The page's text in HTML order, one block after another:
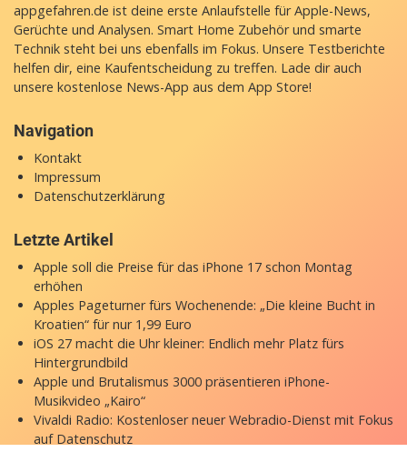
appgefahren.de ist deine erste Anlaufstelle für Apple-News,
Gerüchte und Analysen. Smart Home Zubehör und smarte
Technik steht bei uns ebenfalls im Fokus. Unsere Testberichte
helfen dir, eine Kaufentscheidung zu treffen. Lade dir auch
unsere kostenlose News-App aus dem App Store!
Navigation
Kontakt
Impressum
Datenschutzerklärung
Letzte Artikel
Apple soll die Preise für das iPhone 17 schon Montag
erhöhen
Apples Pageturner fürs Wochenende: „Die kleine Bucht in
Kroatien“ für nur 1,99 Euro
iOS 27 macht die Uhr kleiner: Endlich mehr Platz fürs
Hintergrundbild
Apple und Brutalismus 3000 präsentieren iPhone-
Musikvideo „Kairo“
Vivaldi Radio: Kostenloser neuer Webradio-Dienst mit Fokus
auf Datenschutz